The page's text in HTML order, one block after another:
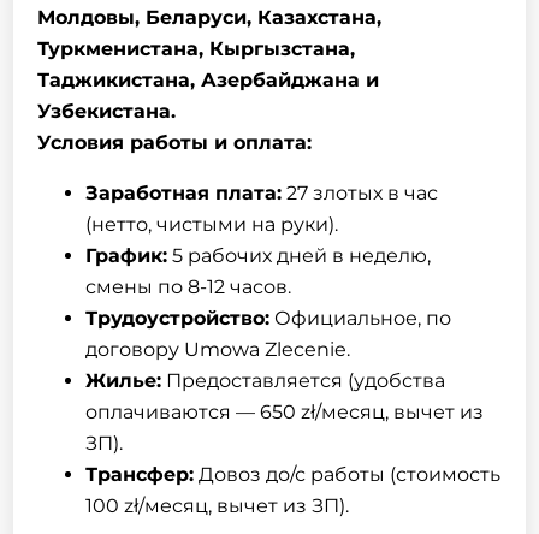
Молдовы, Беларуси, Казахстана,
Туркменистана, Кыргызстана,
Таджикистана, Азербайджана и
Узбекистана.
Условия работы и оплата:
Заработная плата: 27 злотых в час
(нетто, чистыми на руки).
График: 5 рабочих дней в неделю,
смены по 8-12 часов.
Трудоустройство: Официальное, по
договору Umowa Zlecenie.
Жилье: Предоставляется (удобства
оплачиваются — 650 zł/месяц, вычет из
ЗП).
Трансфер: Довоз до/с работы (стоимость
100 zł/месяц, вычет из ЗП).